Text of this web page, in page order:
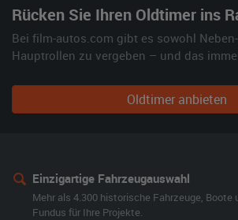
Rücken Sie Ihren Oldtimer ins
Bei film-autos.com gibt es sowohl
Hauptrollen zu vergeben – und das
Oldtimer anbieten
Einzigartige Fahrzeugauswahl
Mehr als 4.300 historische Fahrzeuge, Boote
Fundus für Ihre Projekte.